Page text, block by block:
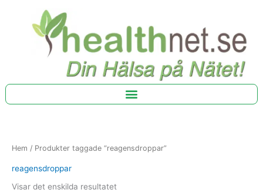
Hem / Produkter taggade “reagensdroppar”
reagensdroppar
Visar det enskilda resultatet